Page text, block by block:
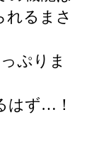
れるまさ
ぷりま
はず…！